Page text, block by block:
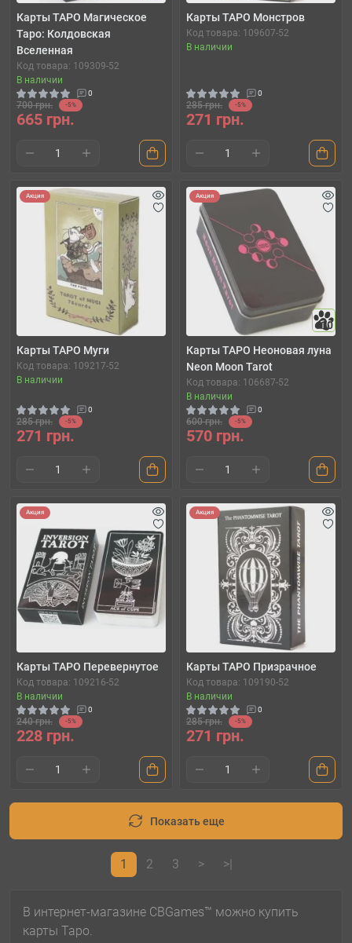
Карты ТАРО Магическое
Таро: Колдовская
Вселенная
Код товара: 109309-52
В наличии
0
700 грн. -5%
665 грн.
Карты ТАРО Монстров
Код товара: 109607-52
В наличии
0
285 грн. -5%
271 грн.
Акция
Карты ТАРО Муги
Код товара: 109217-52
В наличии
0
285 грн. -5%
271 грн.
Акция
10
Карты ТАРО Неоновая луна
Neon Moon Tarot
Код товара: 106687-52
В наличии
0
600 грн. -5%
570 грн.
Акция
Карты ТАРО Перевернутое
Код товара: 109216-52
В наличии
0
240 грн. -5%
228 грн.
Акция
Карты ТАРО Призрачное
Код товара: 109190-52
В наличии
0
285 грн. -5%
271 грн.
Показать еще
1 2 3 > >|
В интернет-магазине CBGames™ можно купить
карты Таро.